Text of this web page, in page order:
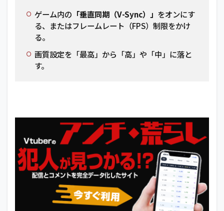
ゲーム内の 「垂直同期（V-Sync）」 をオンにす
る、またはフレームレート（FPS）制限をかけ
る。
画質設定を「最高」から「高」や「中」に落と
す。